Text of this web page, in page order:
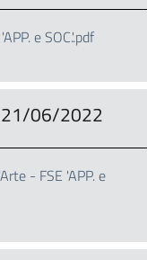
e SOC.'.pdf
21/06/2022
- FSE 'APP. e